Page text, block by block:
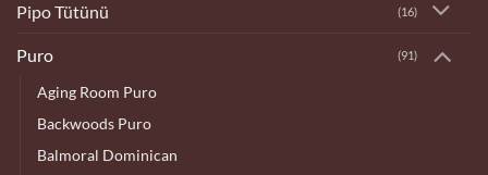
Pipo Tütünü (16)
Puro (91)
Aging Room Puro
Backwoods Puro
Balmoral Dominican